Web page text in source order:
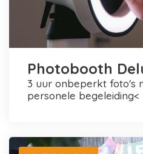
Photobooth
3 uur onbeperkt foto's maken en printen +
personele begeleiding<